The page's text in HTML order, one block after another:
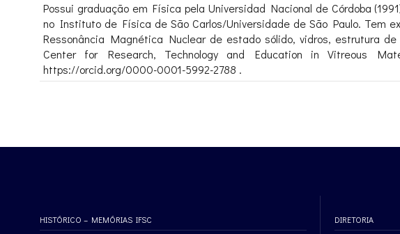
Possui graduação em Física pela Universidad Nacional de Córdoba
no Instituto de Física de São Carlos/Universidade de São Paulo. Tem
Ressonância Magnética Nuclear de estado sólido, vidros, estrutura
Center for Research, Technology and Education in Vitreous
https://orcid.org/0000-0001-5992-2788 .
HISTÓRICO – MEMÓRIAS IFSC
DIRETORIA